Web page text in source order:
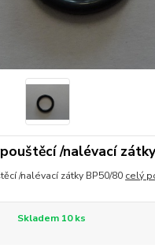
/nalévací
/nalévací zátky BP50/80 celý
Skladem 10 ks